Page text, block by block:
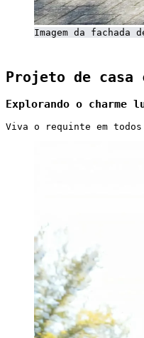
Imagem da
Projeto de casa
Explorando o charme
Viva o requinte em